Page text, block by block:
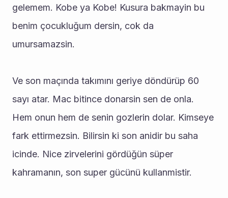
gelemem. Kobe ya Kobe! Kusura bakmayin bu
benim çocukluğum dersin, cok da
umursamazsin.
Ve son maçında takımını geriye döndürüp 60
sayı atar. Mac bitince donarsin sen de onla.
Hem onun hem de senin gozlerin dolar. Kimseye
fark ettirmezsin. Bilirsin ki son anidir bu saha
icinde. Nice zirvelerini gördüğün süper
kahramanın, son super gücünü kullanmistir.